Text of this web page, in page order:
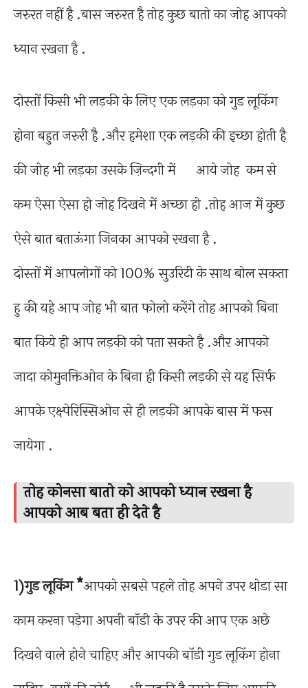
जरुरत नहीं है .बास जरुरत है तोह कुछ बातो का जोह आपको
ध्यान रखना है .
दोस्तों किसी भी लड़की के लिए एक लड़का को गुड लूकिंग
होना बहुत जरुरी है .और हमेशा एक लड़की की इच्छा होती है
की जोह भी लड़का उसके ज़िन्दगी में आये जोह कम से
कम ऐसा ऐसा हो जोह दिखने में अच्छा हो .तोह आज में कुछ
ऐसे बात बताऊंगा जिनका आपको रखना है .
दोस्तों में आपलोगों को 100% सुउरिटी के साथ बोल सकता
हु की यहे आप जोह भी बात फोलो करेंगे तोह आपको बिना
बात किये ही आप लड़की को पता सकते है .और आपको
जादा कोमुनक्तिओन के बिना ही किसी लड़की से यह सिर्फ
आपके एक्ष्पेरिस्सिओन से ही लड़की आपके बास में फस
जायेगा .
तोह कोनसा बातो को आपको ध्यान रखना है
आपको आब बता ही देते है
1)गुड लूकिंग *आपको सबसे पहले तोह अपने उपर थोडा सा
काम करना पड़ेगा अपनी बॉडी के उपर की आप एक अछे
दिखने वाले होने चाहिए और आपकी बॉडी गुड लूकिंग होना